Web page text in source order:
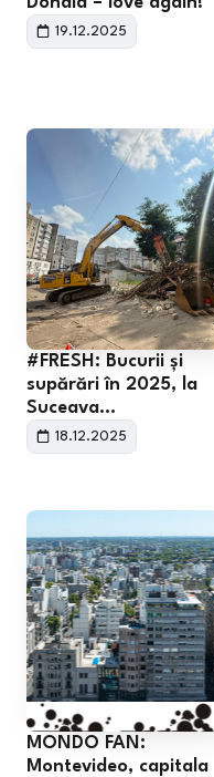
19.12.2025
#FRESH: Bucurii și
supărări în 2025, la
Suceava…
18.12.2025
MONDO FAN:
Montevideo, capitala